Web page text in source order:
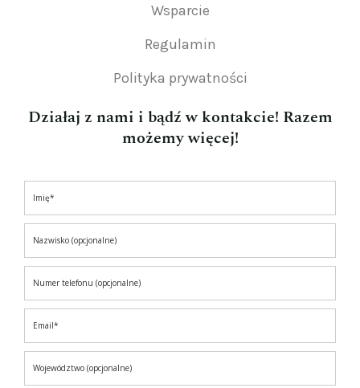
Wsparcie
Regulamin
Polityka prywatności
Działaj z nami i bądź w kontakcie! Razem
możemy więcej!